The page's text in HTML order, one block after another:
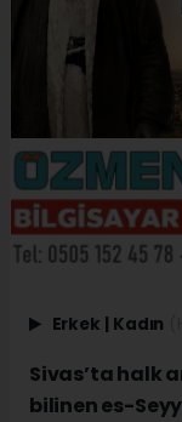
Erkek | Kadın
Sivas’ta halk
bilinen es-